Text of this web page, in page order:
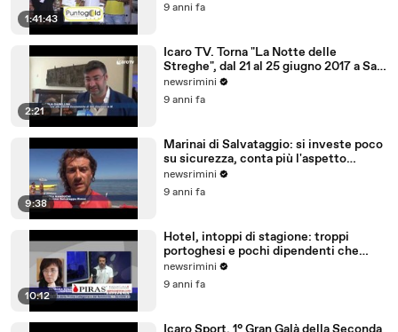
1:41:43
9 anni fa
2:21
Icaro TV. Torna "La Notte delle
Streghe", dal 21 al 25 giugno 2017 a San
Giovanni in M
newsrimini
9 anni fa
9:38
Marinai di Salvataggio: si investe poco
su sicurezza, conta più l'aspetto
economico
newsrimini
9 anni fa
10:12
Hotel, intoppi di stagione: troppi
portoghesi e pochi dipendenti che
parlano tedesco
newsrimini
9 anni fa